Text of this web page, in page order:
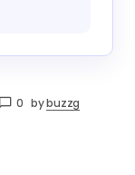
0 bybuzzg